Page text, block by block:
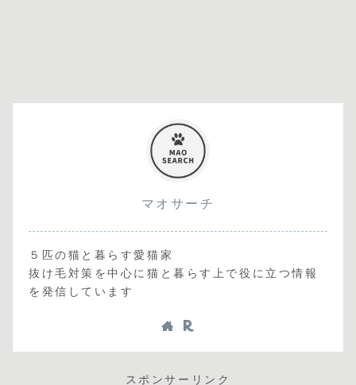
マオサーチ
５匹の猫と暮らす愛猫家
抜け毛対策を中心に猫と暮らす上で役に立つ情報
を発信しています
スポンサーリンク